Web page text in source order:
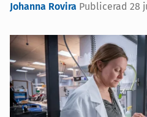
Johanna Rovira Publicerad 28